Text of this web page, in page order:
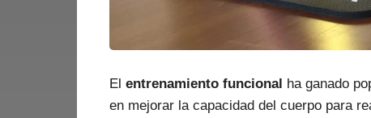
El entrenamiento funcional ha ganado
en mejorar la capacidad del cuerpo para